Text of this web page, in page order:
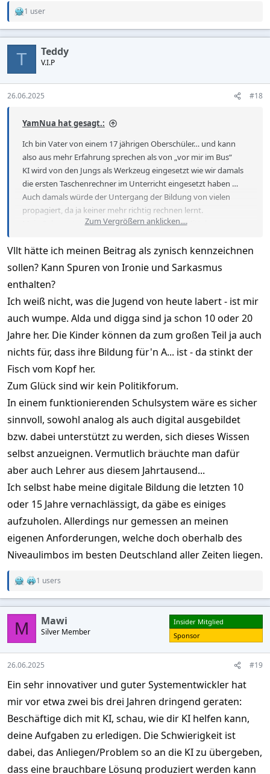
R
a
c
o
n
s
1 user
T Teddy
V.I.P
26.06.2025 #18
YamNua hat gesagt.:
Ich bin Vater von einem 17 jährigen Oberschüler… und kann
also aus mehr Erfahrung sprechen als von „vor mir im Bus“
KI wird von den Jungs als Werkzeug eingesetzt wie wir damals
die ersten Taschenrechner im Unterricht eingesetzt haben …
Auch damals würde der Untergang der Bildung von vielen
propagiert, da ja keiner mehr richtig rechnen lernt.
Mein Sohn nutzt KI ( Chat GPT, Grook etc ) als Mittel um
Überblicke zu generieren etc. Aber auch die Lehrer haben
aufgerüstet … ganze ChatGPT Aufsätze zu kopieren fliegt zu
100% auf und es ist nur ein gewisser Teil als Quellenarbeit
erlaubt … liegt man drüber gibt es ne 6 … also 0 Punkte …
Es ist eine Technologie die sich entwickelt… ich nutz es zur
Überprüfung von Programmier Codes … was auch zum Teil gut
funktioniert Und auch neue Ideen gibt …
Alles in allem sehe ich keinen „Untergang des Abendlandes“ auf
uns zu kommen … früher haben sich Leute die es nicht gut
konnten, ihre Partneranzeige texten lassen … heute lassen sie
sie sich ihr Tinder Profil von ChatGPT schreiben … macht doch
Schreiber jetzt eine andere Betätigung braucht
Zum Vergrößern anklicken....
Vllt hätte ich meinen Beitrag als zynisch kennzeichnen
sollen? Kann Spuren von Ironie und Sarkasmus
enthalten?
Ich weiß nicht, was die Jugend von heute labert - ist mir
auch wumpe. Alda und digga sind ja schon 10 oder 20
Jahre her. Die Kinder können da zum großen Teil ja auch
nichts für, dass ihre Bildung für'n A... ist - da stinkt der
Fisch vom Kopf her.
Zum Glück sind wir kein Politikforum.
In einem funktionierenden Schulsystem wäre es sicher
sinnvoll, sowohl analog als auch digital ausgebildet
bzw. dabei unterstützt zu werden, sich dieses Wissen
selbst anzueignen. Vermutlich bräuchte man dafür
aber auch Lehrer aus diesem Jahrtausend...
Ich selbst habe meine digitale Bildung die letzten 10
oder 15 Jahre vernachlässigt, da gäbe es einiges
aufzuholen. Allerdings nur gemessen an meinen
eigenen Anforderungen, welche doch oberhalb des
Niveaulimbos im besten Deutschland aller Zeiten liegen.
R
a
c
t
o
n
s
1 users
M Mawi
Silver Member
Insider Mitglied
Sponsor
26.06.2025 #19
Ein sehr innovativer und guter Systementwickler hat
mir vor etwa zwei bis drei Jahren dringend geraten:
Beschäftige dich mit KI, schau, wie dir KI helfen kann,
deine Aufgaben zu erledigen. Die Schwierigkeit ist
dabei, das Anliegen/Problem so an die KI zu übergeben,
dass eine brauchbare Lösung produziert werden kann